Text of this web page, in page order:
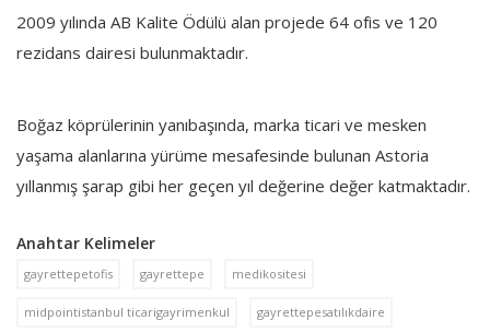
2009 yılında AB Kalite Ödülü alan projede 64 ofis ve 120
rezidans dairesi bulunmaktadır.
Boğaz köprülerinin yanıbaşında, marka ticari ve mesken
yaşama alanlarına yürüme mesafesinde bulunan Astoria
yıllanmış şarap gibi her geçen yıl değerine değer katmaktadır.
Anahtar Kelimeler
gayrettepetofis gayrettepe medikositesi
midpointistanbul ticarigayrimenkul gayrettepesatılıkdaire